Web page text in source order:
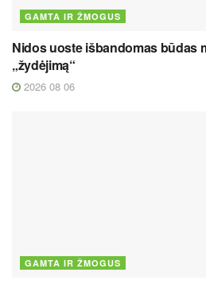
GAMTA IR ŽMOGUS
Nidos uoste išbandomas būdas
„žydėjimą“
2026 08 06
GAMTA IR ŽMOGUS